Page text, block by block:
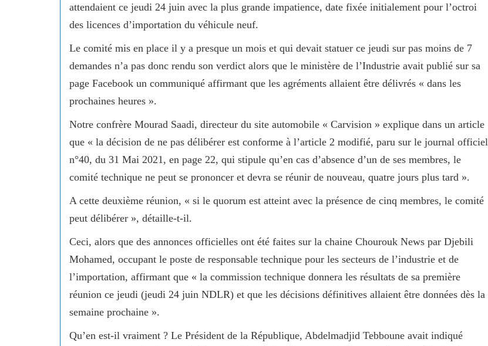
attendaient ce jeudi 24 juin avec la plus grande impatience, date fixée initialement pour l’octroi
des licences d’importation du véhicule neuf.
Le comité mis en place il y a presque un mois et qui devait statuer ce jeudi sur pas moins de 7
demandes n’a pas donc rendu son verdict alors que le ministère de l’Industrie avait publié sur sa
page Facebook un communiqué affirmant que les agréments allaient être délivrés « dans les
prochaines heures ».
Notre confrère Mourad Saadi, directeur du site automobile « Carvision » explique dans un article
que « la décision de ne pas délibérer est conforme à l’article 2 modifié, paru sur le journal officiel
n°40, du 31 Mai 2021, en page 22, qui stipule qu’en cas d’absence d’un de ses membres, le
comité technique ne peut se prononcer et devra se réunir de nouveau, quatre jours plus tard ».
A cette deuxième réunion, « si le quorum est atteint avec la présence de cinq membres, le comité
peut délibérer », détaille-t-il.
Ceci, alors que des annonces officielles ont été faites sur la chaine Chourouk News par Djebili
Mohamed, occupant le poste de responsable technique pour les secteurs de l’industrie et de
l’importation, affirmant que « la commission technique donnera les résultats de sa première
réunion ce jeudi (jeudi 24 juin NDLR) et que les décisions définitives allaient être données dès la
semaine prochaine ».
Qu’en est-il vraiment ? Le Président de la République, Abdelmadjid Tebboune avait indiqué